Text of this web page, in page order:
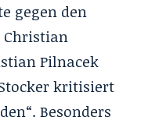
gegen den
Christian
Pilnacek
kritisiert
Besonders